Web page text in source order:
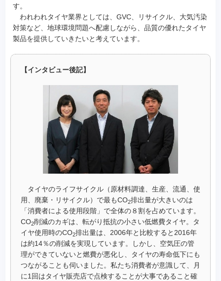
す。
われわれタイヤ業界としては、GVC、リサイクル、大気汚染
対策など、地球環境問題へ配慮しながら、品質の優れたタイヤ
製品を提供していきたいと考えています。
【インタビュー後記】
タイヤのライフサイクル（原材料調達、生産、流通、使
用、廃棄・リサイクル）で最もCO2排出量が大きいのは
「消費者による使用段階」で全体の８割を占めています。
CO2削減のカギは、転がり抵抗の小さい低燃費タイヤ。タ
イヤ使用時のCO2排出量は、2006年と比較すると2016年
は約14％の削減を実現しています。しかし、空気圧の管
理ができていないと燃費が悪化し、タイヤの寿命低下にも
つながることも伺いました。私たち消費者が意識して、月
に1回はタイヤ販売店で点検することが大事であること確